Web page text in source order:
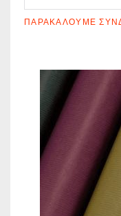
ΠΑΡΑΚΑΛΟΎΜΕ